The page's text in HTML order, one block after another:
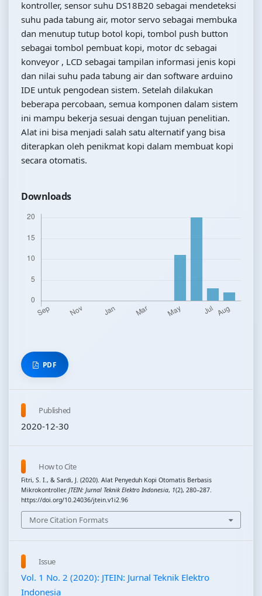
kontroller, sensor suhu DS18B20 sebagai mendeteksi
suhu pada tabung air, motor servo sebagai membuka
dan menutup tutup botol kopi, tombol push button
sebagai tombol pembuat kopi, motor dc sebagai
konveyor , LCD sebagai tampilan informasi jenis kopi
dan nilai suhu pada tabung air dan software arduino
IDE untuk pengodean sistem. Setelah dilakukan
beberapa percobaan, semua komponen dalam sistem
ini mampu bekerja sesuai dengan tujuan penelitian.
Alat ini bisa menjadi salah satu alternatif yang bisa
diterapkan oleh penikmat kopi dalam membuat kopi
secara otomatis.
Downloads
PDF
Published
2020-12-30
How to Cite
Fitri, S. I., & Sardi, J. (2020). Alat Penyeduh Kopi Otomatis Berbasis
Mikrokontroller. JTEIN: Jurnal Teknik Elektro Indonesia, 1(2), 280–287.
https://doi.org/10.24036/jtein.v1i2.96
More Citation Formats
Issue
Vol. 1 No. 2 (2020): JTEIN: Jurnal Teknik Elektro
Indonesia